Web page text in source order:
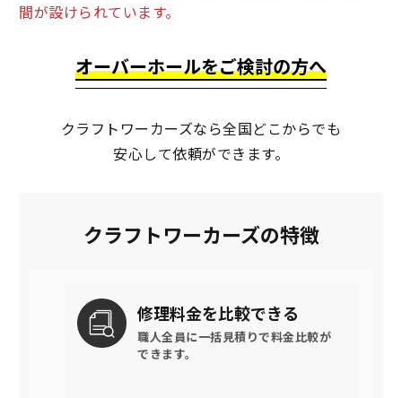
間が設けられています。
オーバーホールをご検討の方へ
クラフトワーカーズなら全国どこからでも
安心して依頼ができます。
クラフトワーカーズの特徴
修理料金を比較できる
職人全員に一括見積りで料金比較が
できます。